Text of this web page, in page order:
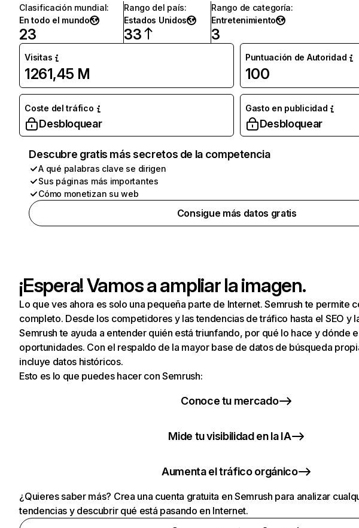
Clasificación mundial:
En todo el mundo
23
Rango del país:
Estados Unidos
33
Rango de categoría:
Entretenimiento
3
Visitas
1261,45 M
Puntuación de Autoridad
100
Coste del tráfico
Desbloquear
Gasto en publicidad
Desbloquear
Descubre gratis más secretos de la competencia
A qué palabras clave se dirigen
Sus páginas más importantes
Cómo monetizan su web
Consigue más datos gratis
¡Espera! Vamos a ampliar la imagen.
Lo que ves ahora es solo una pequeña parte de Internet. Semrush te permite
completo. Desde los competidores y las tendencias de tráfico hasta el SEO y
Semrush te ayuda a entender quién está triunfando, por qué lo hace y dónde
oportunidades. Con el respaldo de la mayor base de datos de búsqueda
incluye datos históricos.
Esto es lo que puedes hacer con Semrush:
Conoce tu mercado
Mide tu visibilidad en la IA
Aumenta el tráfico orgánico
¿Quieres saber más? Crea una cuenta gratuita en Semrush para analizar
tendencias y descubrir qué está pasando en Internet.